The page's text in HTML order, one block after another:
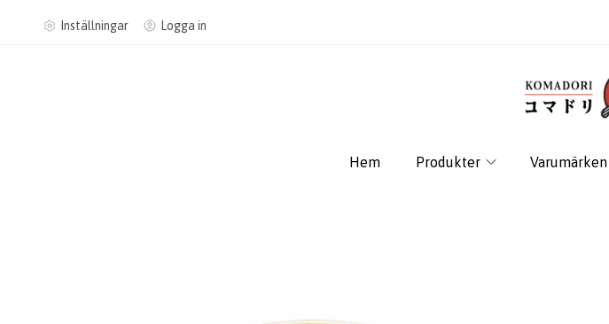
Inställningar Logga in
Hem Produkter Varumärken